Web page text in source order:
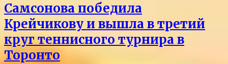
Самсонова победила
Крейчикову и вышла в третий
круг теннисного турнира в
Торонто